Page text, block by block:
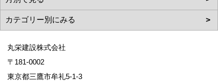
丸栄建設株式会社
〒181-0002
東京都三鷹市牟礼5-1-3